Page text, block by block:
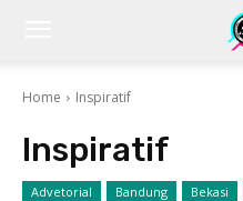
Home Inspiratif
Inspiratif
Advetorial Bandung Bekasi